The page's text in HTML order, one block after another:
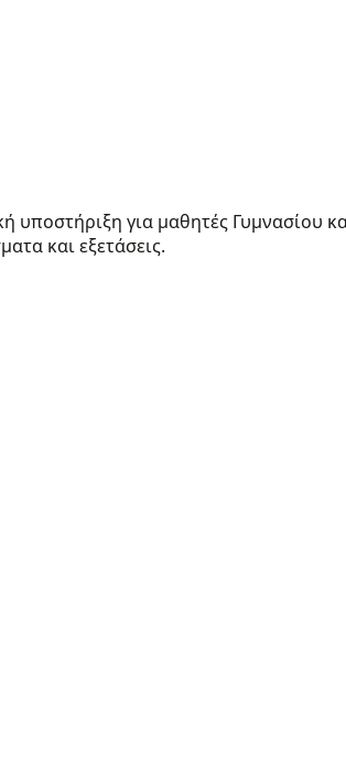
για μαθητές Γυμνασίου
και εξετάσεις.